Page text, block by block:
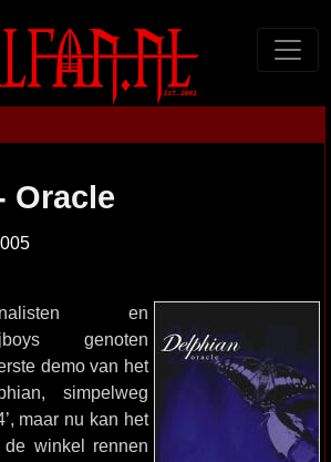
Oracle
en
genoten
demo van het
simpelweg
maar nu kan het
winkel rennen